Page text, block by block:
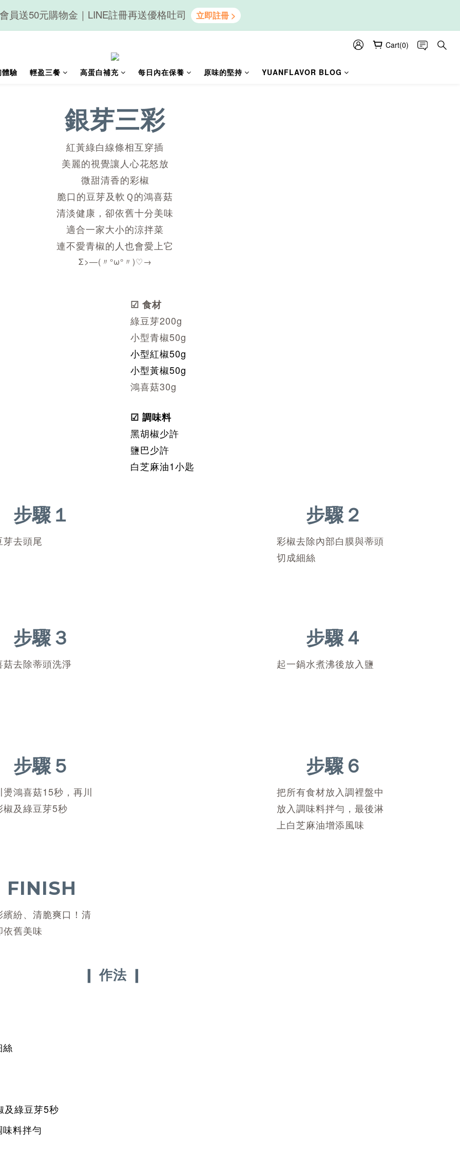
隨心享受｜貝果任選6組$899
員送50元購物金｜LINE註冊再送優格吐司
Cart(0)
驗 輕盈三餐 高蛋白補充 每日內在保養 原味的堅持 YUANFLAVOR BLOG
銀芽三彩
紅黃綠白線條相互穿插
美麗的視覺讓人心花怒放
微甜清香的彩椒
脆口的豆芽及軟Ｑ的鴻喜菇
清淡健康，卻依舊十分美味
適合一家大小的涼拌菜
連不愛青椒的人也會愛上它
Σ>―(〃°ω°〃)♡→
☑ 食材
綠豆芽200g
小型青椒50g
小型紅椒50g
小型黃椒50g
鴻喜菇30g
☑ 調味料
黑胡椒少許
鹽巴少許
白芝麻油1小匙
步驟１
芽去頭尾
步驟２
彩椒去除內部白膜與蒂頭
切成細絲
步驟３
菇去除蒂頭洗淨
步驟４
起一鍋水煮沸後放入鹽
步驟５
燙鴻喜菇15秒，再川
椒及綠豆芽5秒
步驟６
把所有食材放入調裡盤中
放入調味料拌勻，最後淋
上白芝麻油增添風味
FINISH
繽紛、清脆爽口！清
依舊美味
❙作法 ❙
絲
及綠豆芽5秒
料拌勻